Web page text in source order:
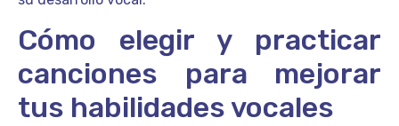
Cómo elegir y practicar
canciones para mejorar
tus habilidades vocales